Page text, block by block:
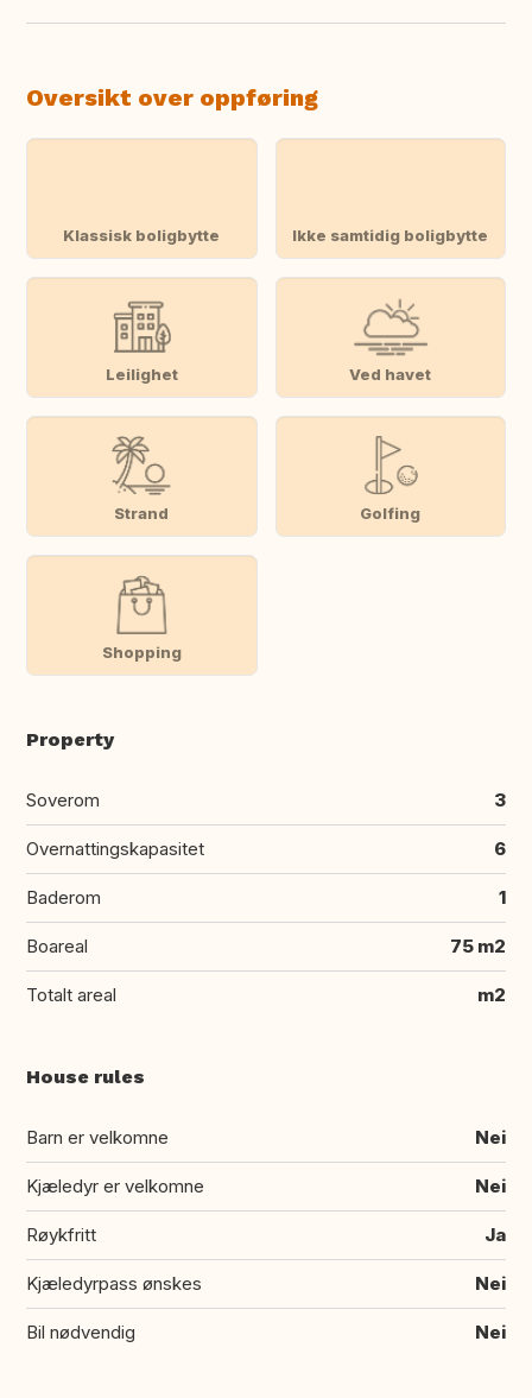
Oversikt over oppføring
Klassisk boligbytte Ikke samtidig boligbytte
Leilighet Ved havet
Strand Golfing
Shopping
Property
Soverom 3
Overnattingskapasitet 6
Baderom 1
Boareal 75 m2
Totalt areal m2
House rules
Barn er velkomne Nei
Kjæledyr er velkomne Nei
Røykfritt Ja
Kjæledyrpass ønskes Nei
Bil nødvendig Nei